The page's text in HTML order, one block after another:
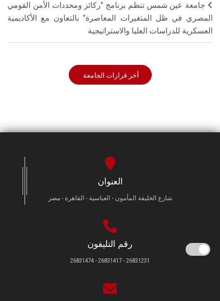
جامعة عين شمس تنظم برنامج "ركائز ومحددات الأمن القومي
المصري في ظل المتغيرات المعاصرة" بالتعاون مع الأكاديمية
العسكرية للدراسات العليا والاستراتيجية
أخر قرارات الجامعة
العنوان
شارع الخليفة المأمون - العباسية - القاهرة - مصر
رقم التليفون
26831231 - 26831417 - 26831474